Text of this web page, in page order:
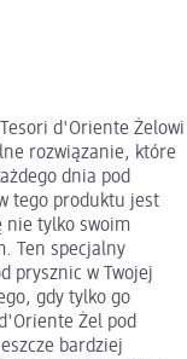
d'Oriente Żelowi
rozwiązanie, które
dnia pod
tego produktu jest
nie tylko swoim
Ten specjalny
prysznic w Twojej
gdy tylko go
Żel pod
bardziej